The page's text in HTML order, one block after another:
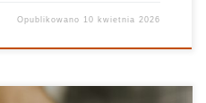
Opublikowano 10 kwietnia 2026